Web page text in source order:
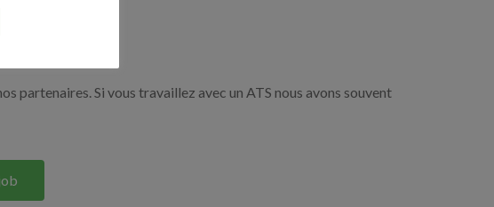
partenaires. Si vous travaillez avec un ATS nous avons souvent